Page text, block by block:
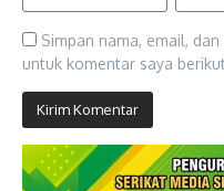
Simpan nama, email,
untuk komentar saya